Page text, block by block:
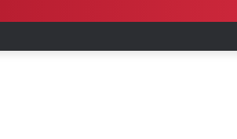
explosión de pipa